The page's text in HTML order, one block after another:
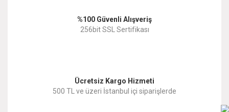
Ürün fiyatı diğer sitelerden daha pahalı.
%100 Güvenli Alışveriş
256bit SSL Sertifikası
Ücretsiz Kargo Hizmeti
500 TL ve üzeri İstanbul içi siparişlerde